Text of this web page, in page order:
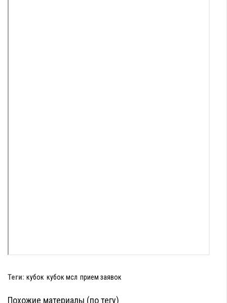
Теги: кубок кубок мсл прием заявок
Похожие материалы (по тегу)